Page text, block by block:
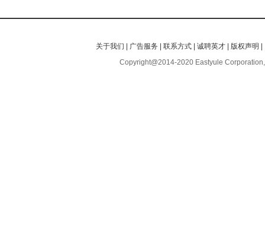
关于我们 广告服务 |联系方式 |诚聘英才 版权声明
Copyright@2014-2020 Eastyule